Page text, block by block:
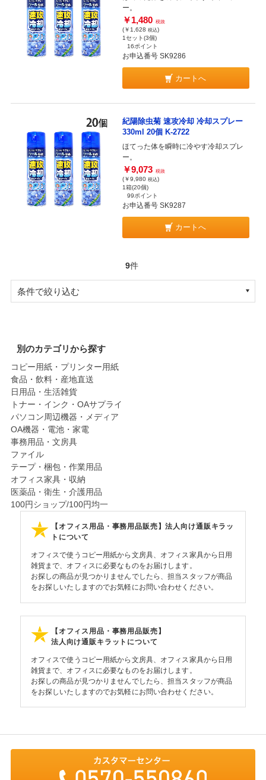
ー。
￥1,480 税抜
(￥1,628 税込)
1セット(3個)
16ポイント
お申込番号 SK9286
カートへ
紀陽除虫菊 速攻冷却 冷却スプレー
330ml 20個 K-2722
ほてった体を瞬時に冷やす冷却スプレ
ー。
￥9,073 税抜
(￥9,980 税込)
1箱(20個)
99ポイント
お申込番号 SK9287
カートへ
9件
条件で絞り込む
別のカテゴリから探す
コピー用紙・プリンター用紙
食品・飲料・産地直送
日用品・生活雑貨
トナー・インク・OAサプライ
パソコン周辺機器・メディア
OA機器・電池・家電
事務用品・文房具
ファイル
テープ・梱包・作業用品
オフィス家具・収納
医薬品・衛生・介護用品
100円ショップ/100円均一
【オフィス用品・事務用品販売】法人向け通販キラッ
トについて
オフィスで使うコピー用紙から文房具、オフィス家具から日用
雑貨まで、オフィスに必要なものをお届けします。
お探しの商品が見つかりませんでしたら、担当スタッフが商品
をお探しいたしますのでお気軽にお問い合わせください。
【オフィス用品・事務用品販売】
法人向け通販キラットについて
オフィスで使うコピー用紙から文房具、オフィス家具から日用
雑貨まで、オフィスに必要なものをお届けします。
お探しの商品が見つかりませんでしたら、担当スタッフが商品
をお探しいたしますのでお気軽にお問い合わせください。